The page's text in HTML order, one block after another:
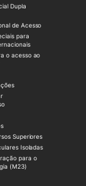
Dupla
de Acesso
para
o acesso ao
Superiores
Isoladas
para o
(M23)